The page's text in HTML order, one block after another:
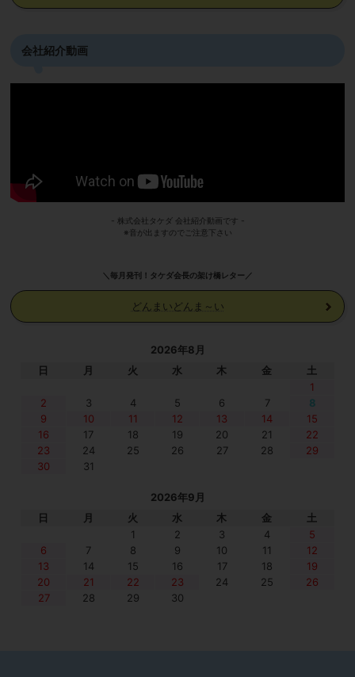
会社紹介動画
- 株式会社タケダ 会社紹介動画です -
※音が出ますのでご注意下さい
＼毎月発刊！タケダ会長の架け橋レター／
どんまいどんま～い
2026年8月
日
月 火 水 木 金
土
1
2
3 4 5 6 7
8
9
10 11 12 13 14
15
16
17 18 19 20 21
22
23
24 25 26 27 28
29
30
31
2026年9月
日
月 火 水 木 金
土
1
2 3 4
5
6
7 8 9 10 11
12
13
14 15 16 17 18
19
20
21 22 23 24 25
26
27
28 29 30